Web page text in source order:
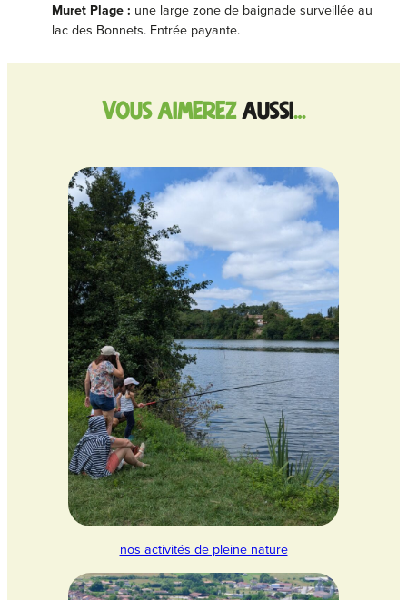
Muret Plage : une large zone de baignade surveillée au
lac des Bonnets. Entrée payante.
vous aimerezaussi…
nos activités de pleine nature